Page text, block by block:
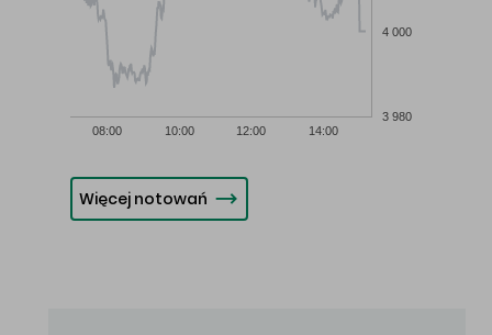
08:00 10:00 12:00 14:00
3 980
4 000
Więcej notowań